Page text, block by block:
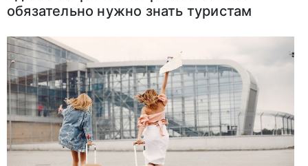
обязательно нужно знать туристам